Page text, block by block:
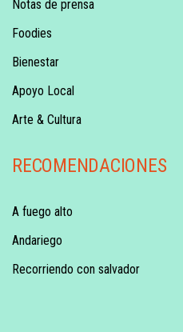
Notas de prensa
Foodies
Bienestar
Apoyo Local
Arte & Cultura
RECOMENDACIONES
A fuego alto
Andariego
Recorriendo con salvador